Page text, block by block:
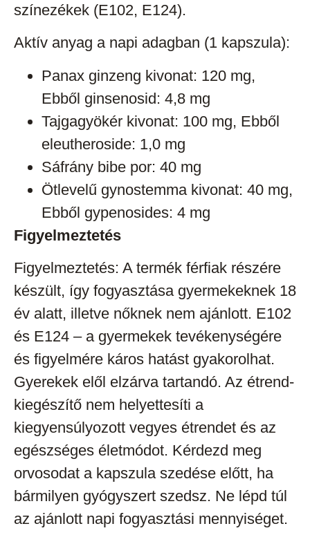
színezékek (E102, E124).
Aktív anyag a napi adagban (1 kapszula):
Panax ginzeng kivonat: 120 mg,
Ebből ginsenosid: 4,8 mg
Tajgagyökér kivonat: 100 mg, Ebből
eleutheroside: 1,0 mg
Sáfrány bibe por: 40 mg
Ötlevelű gynostemma kivonat: 40 mg,
Ebből gypenosides: 4 mg
Figyelmeztetés
Figyelmeztetés: A termék férfiak részére
készült, így fogyasztása gyermekeknek 18
év alatt, illetve nőknek nem ajánlott. E102
és E124 – a gyermekek tevékenységére
és figyelmére káros hatást gyakorolhat.
Gyerekek elől elzárva tartandó. Az étrend-
kiegészítő nem helyettesíti a
kiegyensúlyozott vegyes étrendet és az
egészséges életmódot. Kérdezd meg
orvosodat a kapszula szedése előtt, ha
bármilyen gyógyszert szedsz. Ne lépd túl
az ajánlott napi fogyasztási mennyiséget.